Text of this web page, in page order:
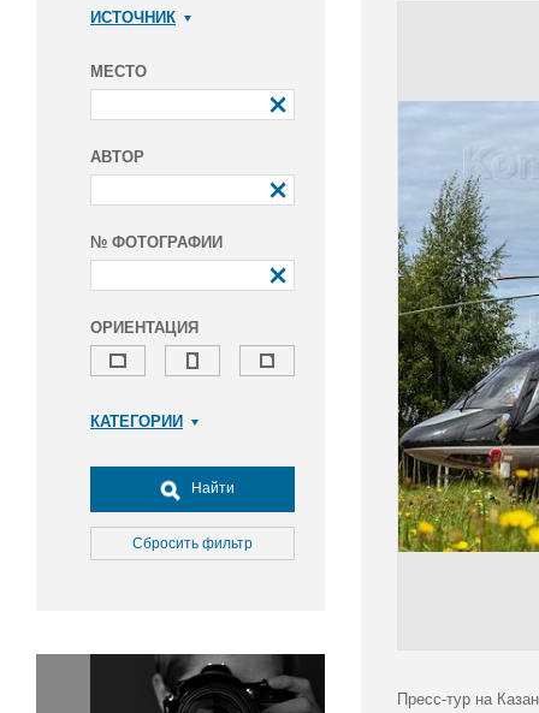
ИСТОЧНИК
МЕСТО
АВТОР
№ ФОТОГРАФИИ
ОРИЕНТАЦИЯ
КАТЕГОРИИ
Досуг, туризм и отдых
Культура
Медицина
Окружающая среда
Политика
Найти
Сбросить фильтр
Пресс-тур на